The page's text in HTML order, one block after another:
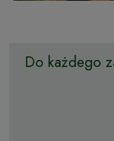
Do każdego